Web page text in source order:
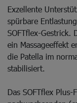
Exzellente
spürbare
SOFTflex-Gestrick.
ein Massageeffekt
die Patella im
stabilisiert.
Das SOFTflex